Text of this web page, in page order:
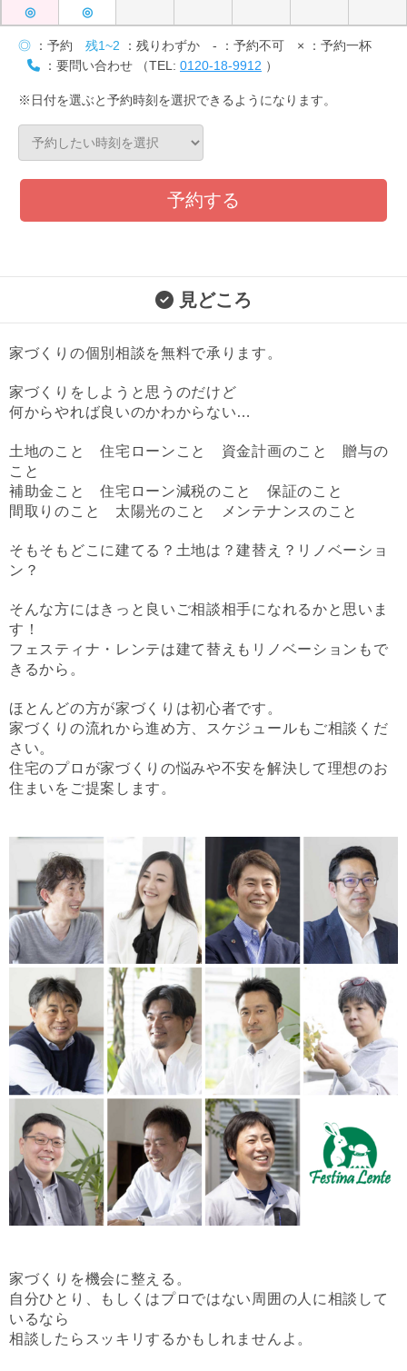
◎
◎
◎ ：予約 残1~2 ：残りわずか - ：予約不可 × ：予約一杯
：要問い合わせ （TEL: 0120-18-9912 ）
※日付を選ぶと予約時刻を選択できるようになります。
予約する
見どころ
家づくりの個別相談を無料で承ります。
家づくりをしようと思うのだけど
何からやれば良いのかわからない…
土地のこと 住宅ローンこと 資金計画のこと 贈与の
こと
補助金こと 住宅ローン減税のこと 保証のこと
間取りのこと 太陽光のこと メンテナンスのこと
そもそもどこに建てる？土地は？建替え？リノベーショ
ン？
そんな方にはきっと良いご相談相手になれるかと思いま
す！
フェスティナ・レンテは建て替えもリノベーションもで
きるから。
ほとんどの方が家づくりは初心者です。
家づくりの流れから進め方、スケジュールもご相談くだ
さい。
住宅のプロが家づくりの悩みや不安を解決して理想のお
住まいをご提案します。
家づくりを機会に整える。
自分ひとり、もしくはプロではない周囲の人に相談して
いるなら
相談したらスッキリするかもしれませんよ。